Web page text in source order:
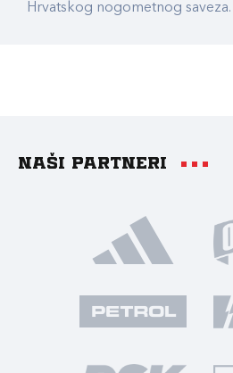
Hrvatskog nogometnog saveza.
Naši partneri